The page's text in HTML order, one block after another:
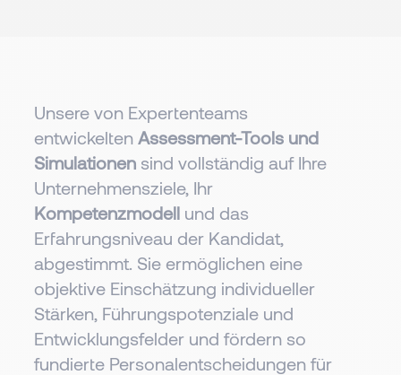
Unsere von Expertenteams
entwickelten Assessment-Tools und
Simulationensind vollständig auf Ihre
Unternehmensziele, Ihr
Kompetenzmodell und das
Erfahrungsniveau der Kandidat,
abgestimmt. Sie ermöglichen eine
objektive Einschätzung individueller
Stärken, Führungspotenziale und
Entwicklungsfelder und fördern so
fundierte Personalentscheidungen für